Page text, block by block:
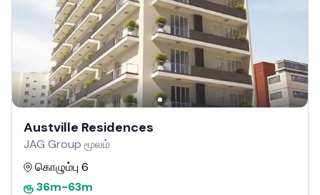
Austville Residences
JAG Group மூலம்
கொழும்பு 6
ரூ36m-63m